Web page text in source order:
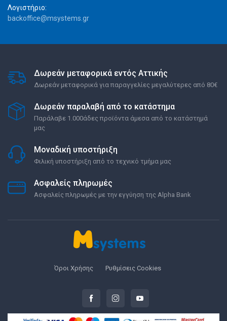
Λογιστήριο:
backoffice@msystems.gr
Δωρεάν μεταφορικά εντός Αττικής
Δωρεάν μεταφορικά για παραγγελίες μεγαλύτερες από 80€
Δωρεάν παραλαβή από το κατάστημα
Παράλαβε 1.000άδες προϊόντα άμεσα από το κατάστημά
μας
Μοναδική υποστήριξη
Φιλική υποστήριξη από το τεχνικό τμήμα μας
Ασφαλείς πληρωμές
Ασφαλείς πληρωμές με την εγγύηση της Alpha Bank
Όροι Χρήσης Ρυθμίσεις Cookies